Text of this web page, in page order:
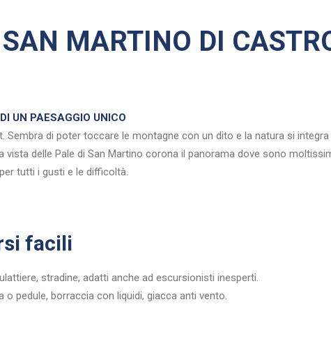
MARTINO DI
UN PAESAGGIO UNICO
di poter toccare le montagne con un dito e la natura si
delle Pale di San Martino corona il panorama dove sono
tutti i gusti e le difficoltà.
facili
stradine, adatti anche ad escursionisti inesperti.
o pedule, borraccia con liquidi, giacca anti vento.